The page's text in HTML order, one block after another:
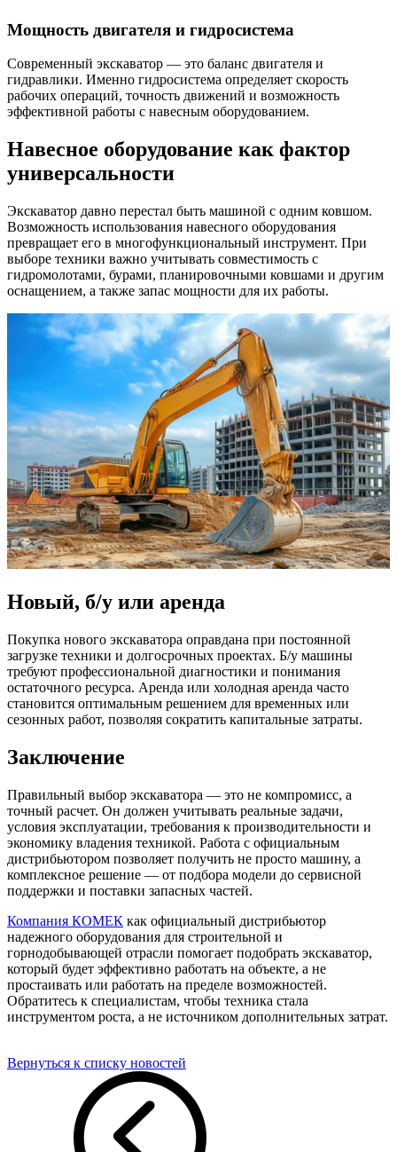
Мощность двигателя и гидросистема
Современный экскаватор — это баланс двигателя и
гидравлики. Именно гидросистема определяет скорость
рабочих операций, точность движений и возможность
эффективной работы с навесным оборудованием.
Навесное оборудование как фактор
универсальности
Экскаватор давно перестал быть машиной с одним ковшом.
Возможность использования навесного оборудования
превращает его в многофункциональный инструмент. При
выборе техники важно учитывать совместимость с
гидромолотами, бурами, планировочными ковшами и другим
оснащением, а также запас мощности для их работы.
Новый, б/у или аренда
Покупка нового экскаватора оправдана при постоянной
загрузке техники и долгосрочных проектах. Б/у машины
требуют профессиональной диагностики и понимания
остаточного ресурса. Аренда или холодная аренда часто
становится оптимальным решением для временных или
сезонных работ, позволяя сократить капитальные затраты.
Заключение
Правильный выбор экскаватора — это не компромисс, а
точный расчет. Он должен учитывать реальные задачи,
условия эксплуатации, требования к производительности и
экономику владения техникой. Работа с официальным
дистрибьютором позволяет получить не просто машину, а
комплексное решение — от подбора модели до сервисной
поддержки и поставки запасных частей.
Компания КОМЕК как официальный дистрибьютор
надежного оборудования для строительной и
горнодобывающей отрасли помогает подобрать экскаватор,
который будет эффективно работать на объекте, а не
простаивать или работать на пределе возможностей.
Обратитесь к специалистам, чтобы техника стала
инструментом роста, а не источником дополнительных затрат.
Вернуться к списку новостей